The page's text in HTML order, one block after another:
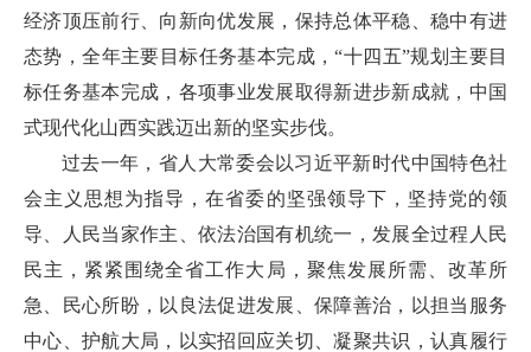
经济顶压前行、向新向优发展，保持总体平稳、稳中有进
态势，全年主要目标任务基本完成，“十四五”规划主要目
标任务基本完成，各项事业发展取得新进步新成就，中国
式现代化山西实践迈出新的坚实步伐。
过去一年，省人大常委会以习近平新时代中国特色社
会主义思想为指导，在省委的坚强领导下，坚持党的领
导、人民当家作主、依法治国有机统一，发展全过程人民
民主，紧紧围绕全省工作大局，聚焦发展所需、改革所
急、民心所盼，以良法促进发展、保障善治，以担当服务
中心、护航大局，以实招回应关切、凝聚共识，认真履行